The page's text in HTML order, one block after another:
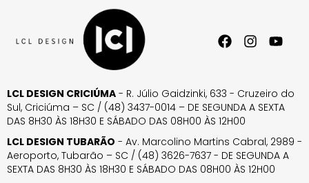
LCL DESIGN CRICIÚMA - R. Júlio Gaidzinki, 633 - Cruzeiro do
Sul, Criciúma – SC / (48) 3437-0014 – DE SEGUNDA A SEXTA
DAS 8H30 ÀS 18H30 E SÁBADO DAS 08H00 ÀS 12H00
LCL DESIGN TUBARÃO - Av. Marcolino Martins Cabral, 2989 -
Aeroporto, Tubarão – SC / (48) 3626-7637 - DE SEGUNDA A
SEXTA DAS 8H30 ÀS 18H30 E SÁBADO DAS 08H00 ÀS 12H00